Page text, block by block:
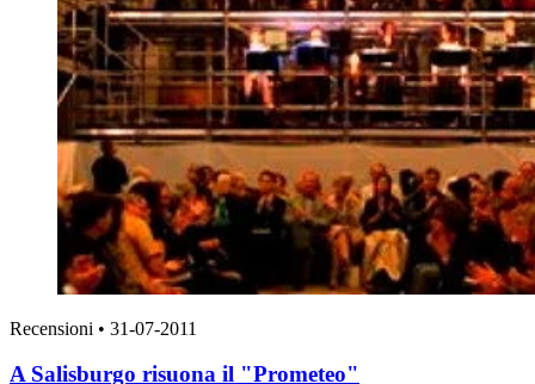
Recensioni • 31-07-2011
A Salisburgo risuona il "Prometeo"